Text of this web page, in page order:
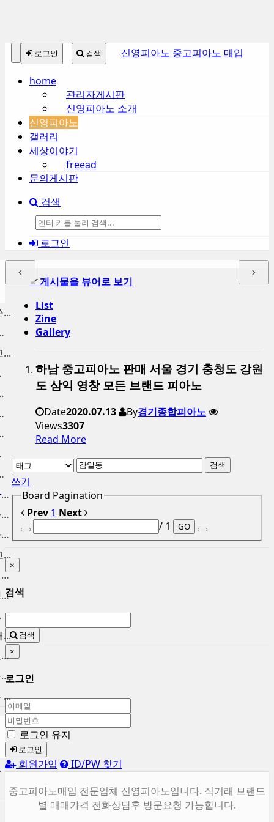
본
문
메
뉴
토
기
로그인 검색 신영피아노 중고피아노 매입
home
관리자게시판
신영피아노 소개
신영피아노
갤러리
세상이야기
freead
문의게시판
검색
검
로그인
✔게시물을 뷰어로 보기
List
Zine
Gallery
하남 중고피아노 판매 서울 경기 충청도 강원
도 삼익 영창 모든 브랜드 피아노
Date2020.07.13 By경기종합피아노
Views3307
Read More
검색
쓰기
Board Pagination
Prev 1 Next
/ 1
GO
...
동 고...
...
...
중고피...
, 신도...
, 사당...
입
노 매...
인천중고피아노 고가에 피아노...
중고피아노처분 가격 높은가격...
인천중고피아노 매입 합니다. ...
...
중고피아노팔기 매입후 가치를...
중고피아노시세 브랜드별 정직...
...
...
마포중고피아노 시세대비 고가...
용산 중고피아노 매입합니다. ...
...
다.
×
검색
검색
×
로그인
로그인 유지
로그인
회원가입
ID/PW 찾기
중고피아노매입 전문업체 신영피아노입니다. 직거래 브랜드
별 매매가격 전화상담후 방문요청 가능합니다.